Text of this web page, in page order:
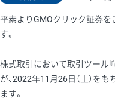
平素よりGMOクリック証券
す。
株式取引において取引ツール
が、2022年11月26日（土）を
ます。